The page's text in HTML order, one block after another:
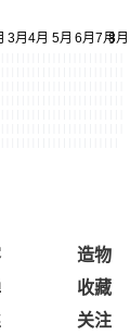
造物
收藏
关注